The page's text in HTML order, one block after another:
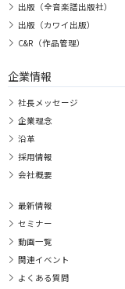
出版（全音楽譜出版社）
出版（カワイ出版）
C&R（作品管理）
企業情報
社長メッセージ
企業理念
沿革
採用情報
会社概要
最新情報
セミナー
動画一覧
関連イベント
よくある質問